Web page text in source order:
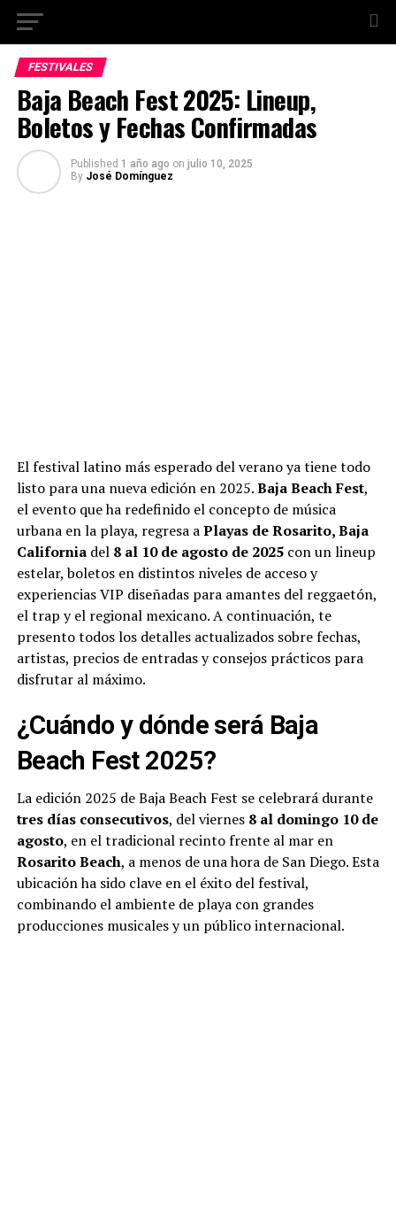
FESTIVALES
Baja Beach Fest 2025: Lineup,
Boletos y Fechas Confirmadas
Published 1 año ago on julio 10, 2025
By José Domínguez
El festival latino más esperado del verano ya tiene todo
listo para una nueva edición en 2025.Baja Beach Fest,
el evento que ha redefinido el concepto de música
urbana en la playa, regresa aPlayas de Rosarito, Baja
Californiadel 8 al 10 de agosto de 2025con un lineup
estelar, boletos en distintos niveles de acceso y
experiencias VIP diseñadas para amantes del reggaetón,
el trap y el regional mexicano. A continuación, te
presento todos los detalles actualizados sobre fechas,
artistas, precios de entradas y consejos prácticos para
disfrutar al máximo.
¿Cuándo y dónde será Baja
Beach Fest 2025?
La edición 2025 de Baja Beach Fest se celebrará durante
tres días consecutivos, del viernes 8 al domingo 10 de
agosto, en el tradicional recinto frente al mar en
Rosarito Beach, a menos de una hora de San Diego. Esta
ubicación ha sido clave en el éxito del festival,
combinando el ambiente de playa con grandes
producciones musicales y un público internacional.